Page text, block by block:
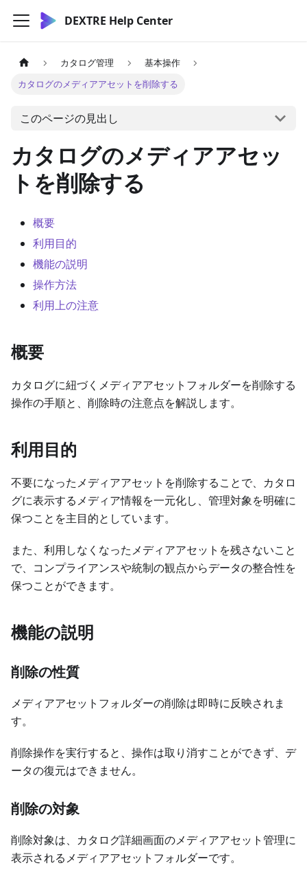
DEXTRE Help Center
カタログ管理
基本操作
カタログのメディアアセットを削除する
このページの見出し
カタログのメディアアセッ
トを削除する
概要
利用目的
機能の説明
操作方法
利用上の注意
概要
カタログに紐づくメディアアセットフォルダーを削除する
操作の手順と、削除時の注意点を解説します。
利用目的
不要になったメディアアセットを削除することで、カタロ
グに表示するメディア情報を一元化し、管理対象を明確に
保つことを主目的としています。
また、利用しなくなったメディアアセットを残さないこと
で、コンプライアンスや統制の観点からデータの整合性を
保つことができます。
機能の説明
削除の性質
メディアアセットフォルダーの削除は即時に反映されま
す。
削除操作を実行すると、操作は取り消すことができず、デ
ータの復元はできません。
削除の対象
削除対象は、カタログ詳細画面のメディアアセット管理に
表示されるメディアアセットフォルダーです。